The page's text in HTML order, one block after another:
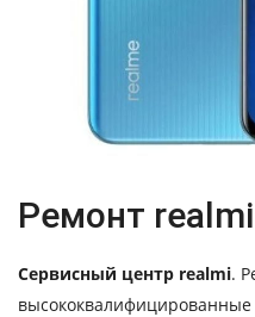
Ремонт
Сервисный центр realmi.